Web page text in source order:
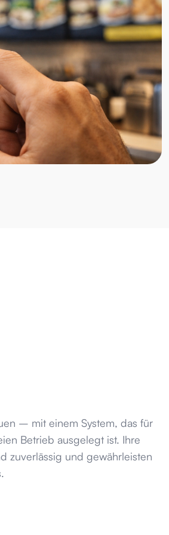
– mit einem System, das für
Betrieb ausgelegt ist. Ihre
zuverlässig und gewährleisten